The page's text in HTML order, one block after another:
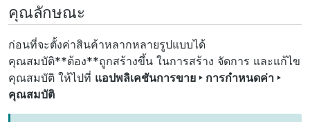
คุณลักษณะ
ก่อนที่จะตั้งค่าสินค้าหลากหลายรูปแบบได้
คุณสมบัติ**ต้อง**ถูกสร้างขึ้น ในการสร้าง จัดการ และแก้ไข
คุณสมบัติ ให้ไปที่ แอปพลิเคชันการขาย ‣ การกำหนดค่า ‣
คุณสมบัติ